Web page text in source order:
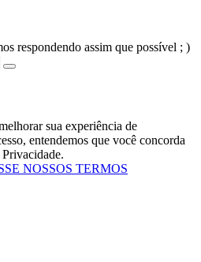
respondendo assim que possível ; )
sua experiência de
entendemos que você concorda
NOSSOS TERMOS